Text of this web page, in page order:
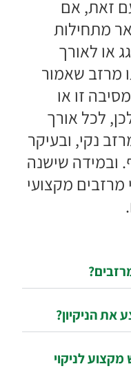
זאת, אם
מתחילות
או לאורך
מרזב שאמור
זו או
לכל אורך
נקי, ובעיקר
ובמידה שישנה
מרזבים מקצועי
את הניקיון?
לניקוי